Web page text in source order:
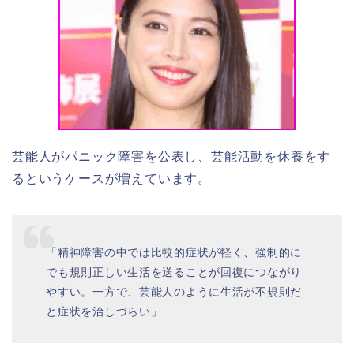
芸能人がパニック障害を公表し、芸能活動を休養をす
るというケースが増えています。
「精神障害の中では比較的症状が軽く、強制的に
でも規則正しい生活を送ることが回復につながり
やすい。一方で、芸能人のように生活が不規則だ
と症状を治しづらい」